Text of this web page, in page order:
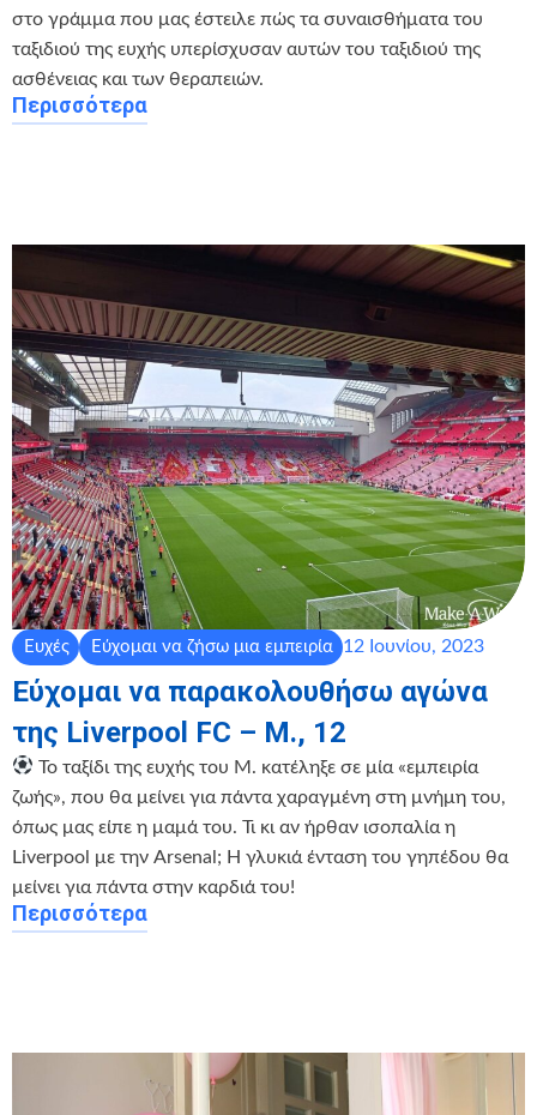
στο γράμμα που μας έστειλε πώς τα συναισθήματα του
ταξιδιού της ευχής υπερίσχυσαν αυτών του ταξιδιού της
ασθένειας και των θεραπειών.
Περισσότερα
Ευχές Εύχομαι να ζήσω μια εμπειρία 12 Ιουνίου, 2023
Εύχομαι να παρακολουθήσω αγώνα
της Liverpool FC – Μ., 12
Το ταξίδι της ευχής του Μ. κατέληξε σε μία «εμπειρία
ζωής», που θα μείνει για πάντα χαραγμένη στη μνήμη του,
όπως μας είπε η μαμά του. Τι κι αν ήρθαν ισοπαλία η
Liverpool με την Arsenal; Η γλυκιά ένταση του γηπέδου θα
μείνει για πάντα στην καρδιά του!
Περισσότερα